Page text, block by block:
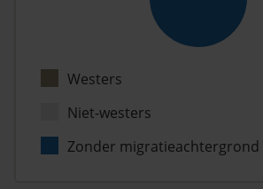
Westers
Niet-westers
Zonder migratieachtergrond